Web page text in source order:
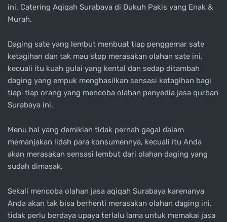
ini. Catering Aqiqah Surabaya di Dukuh Pakis yang Enak &
Murah.
Daging sate yang lembut menbuat tiap penggemar sate
ketagihan dan tak mau stop merasakan olahan sate ini,
kecuali itu kuah gulai yang kental dan sedap ditambah
daging yang empuk menghasilkan sensasi ketagihan bagi
tiap-tiap orang yang mencoba olahan penyedia jasa qurban
Surabaya ini.
Menu hal yang demikian tidak pernah gagal dalam
memanjakan lidah para konsumennya, kecuali itu Anda
akan merasakan sensasi lembut dari olahan daging yang
sudah dimasak.
Sekali mencoba olahan jasa aqiqah Surabaya karenanya
Anda akan tak bisa berhenti merasakan olahan daging ini,
tidak perlu berdaya upaya terlalu lama untuk memakai jasa